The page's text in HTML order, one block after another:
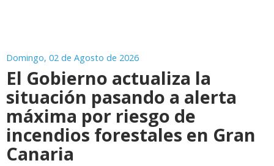
Domingo, 02 de Agosto de 2026
El Gobierno actualiza la
situación pasando a alerta
máxima por riesgo de
incendios forestales en Gran
Canaria